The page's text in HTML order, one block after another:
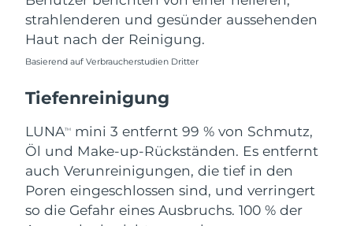
strahlenderen und gesünder aussehenden
Haut nach der Reinigung.
Basierend auf Verbraucherstudien Dritter
Tiefenreinigung
LUNATM
mini 3 entfernt 99 % von Schmutz,
Öl und Make-up-Rückständen. Es entfernt
auch Verunreinigungen, die tief in den
Poren eingeschlossen sind, und verringert
so die Gefahr eines Ausbruchs. 100 % der
Portugal
Puerto Rico Erwartete Lieferung
Katar
Réunion Erwartete Lieferung 8/16/26
Rumänien Erwartete Lieferung
Russland Erwartete Lieferung8/19/26